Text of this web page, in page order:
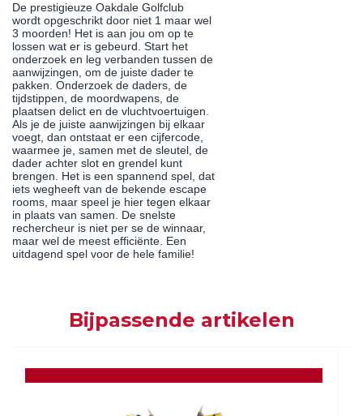
De prestigieuze Oakdale Golfclub
wordt opgeschrikt door niet 1 maar wel
3 moorden! Het is aan jou om op te
lossen wat er is gebeurd. Start het
onderzoek en leg verbanden tussen de
aanwijzingen, om de juiste dader te
pakken. Onderzoek de daders, de
tijdstippen, de moordwapens, de
plaatsen delict en de vluchtvoertuigen.
Als je de juiste aanwijzingen bij elkaar
voegt, dan ontstaat er een cijfercode,
waarmee je, samen met de sleutel, de
dader achter slot en grendel kunt
brengen. Het is een spannend spel, dat
iets wegheeft van de bekende escape
rooms, maar speel je hier tegen elkaar
in plaats van samen. De snelste
rechercheur is niet per se de winnaar,
maar wel de meest efficiënte. Een
uitdagend spel voor de hele familie!
Bijpassende artikelen